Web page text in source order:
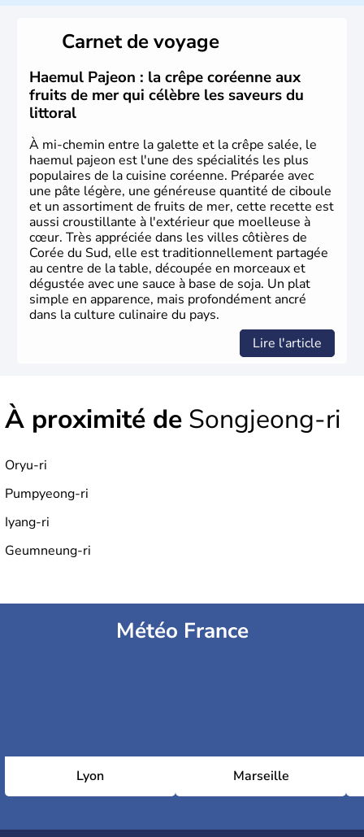
christianisme et le bouddhisme en sont les deux
principales religions. Ce pays partage sa culture avec la
Corée du Nord. Les Jeux Olympiques s’y sont déroulés en
1988, de même que la Coupe du Monde de football en
2002, en collaboration avec le Japon.
Carnet de voyage
Haemul Pajeon : la crêpe coréenne aux
fruits de mer qui célèbre les saveurs du
littoral
À mi-chemin entre la galette et la crêpe salée, le
haemul pajeon est l'une des spécialités les plus
populaires de la cuisine coréenne. Préparée avec
une pâte légère, une généreuse quantité de ciboule
et un assortiment de fruits de mer, cette recette est
aussi croustillante à l'extérieur que moelleuse à
cœur. Très appréciée dans les villes côtières de
Corée du Sud, elle est traditionnellement partagée
au centre de la table, découpée en morceaux et
dégustée avec une sauce à base de soja. Un plat
simple en apparence, mais profondément ancré
dans la culture culinaire du pays.
Lire l'article
À proximité de Songjeong-ri
Oryu-ri
Pumpyeong-ri
Iyang-ri
Geumneung-ri
Météo France
Lyon Marseille